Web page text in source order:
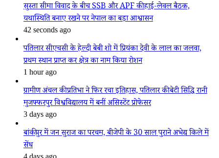
सुस्ता सीमा विवाद के बीच SSB और APF की हाई-लेवल बैठक,
यथास्थिति बनाए रखने पर नेपाल का बड़ा आश्वासन
42 seconds ago
पतिलार सीएचसी के हेल्दी बेबी शो में प्रियंका देवी के लाल का जलवा,
प्रथम स्थान प्राप्त कर क्षेत्र का नाम किया रोशन
1 hour ago
ग्रामीण अंचल की प्रतिभा ने फिर रचा इतिहास, पतिलार की बेटी सिद्धि रानी
मुजफ्फरपुर विश्वविद्यालय में बनीं असिस्टेंट प्रोफेसर
3 days ago
बांकीपुर में जन सुराज का परचम, बीजेपी के 30 साल पुराने अभेद्य किले में
सेंध
4 days ago